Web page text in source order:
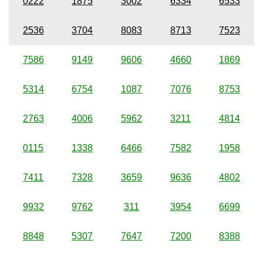
2536 3704 8083 8713 7523
7586 9149 9606 4660 1869
5314 6754 1087 7076 8753
2763 4006 5962 3211 4814
0115 1338 6466 7582 1958
7411 7328 3659 9636 4802
9932 9762 311 3954 6699
8848 5307 7647 7200 8388